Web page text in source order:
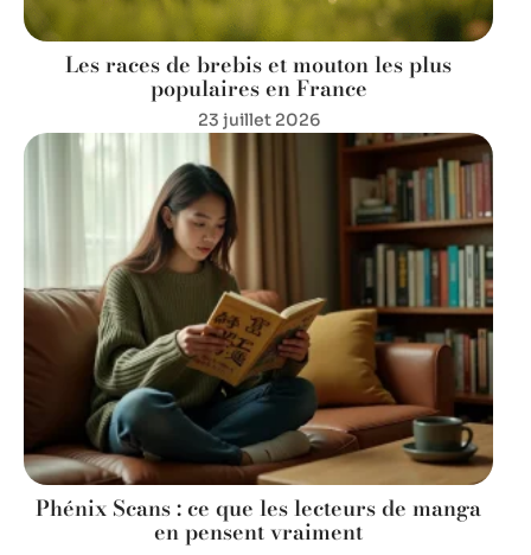
Les races de brebis et mouton les plus
populaires en France
23 juillet 2026
Phénix Scans : ce que les lecteurs de manga
en pensent vraiment